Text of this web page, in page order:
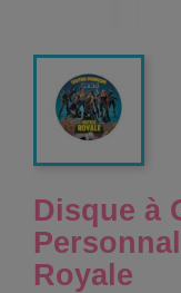
Disque à
Royale